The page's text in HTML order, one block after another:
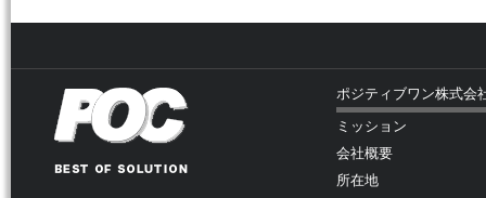
ポジティブワン株式会
ミッション
会社概要
所在地